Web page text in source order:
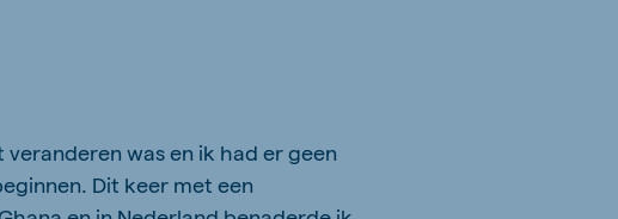
was en ik had er geen
Dit keer met een